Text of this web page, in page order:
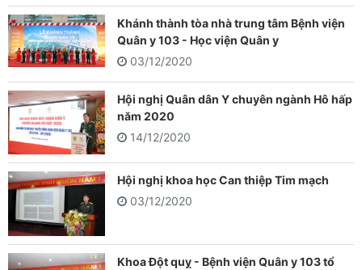
Khánh thành tòa nhà trung tâm Bệnh viện
Quân y 103 - Học viện Quân y
03/12/2020
Hội nghị Quân dân Y chuyên ngành Hô hấp
năm 2020
14/12/2020
Hội nghị khoa học Can thiệp Tim mạch
03/12/2020
Khoa Đột quỵ - Bệnh viện Quân y 103 tổ